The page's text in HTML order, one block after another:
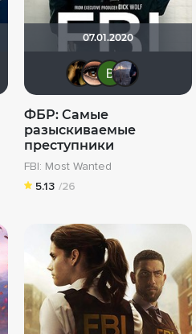
Александр Александрович
07.01.2020
ФБР: Самые
разыскиваемые
преступники
FBI: Most Wanted
5.13 /26